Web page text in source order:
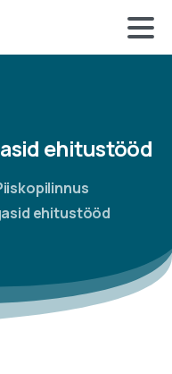
ehitustööd
ehitustööd